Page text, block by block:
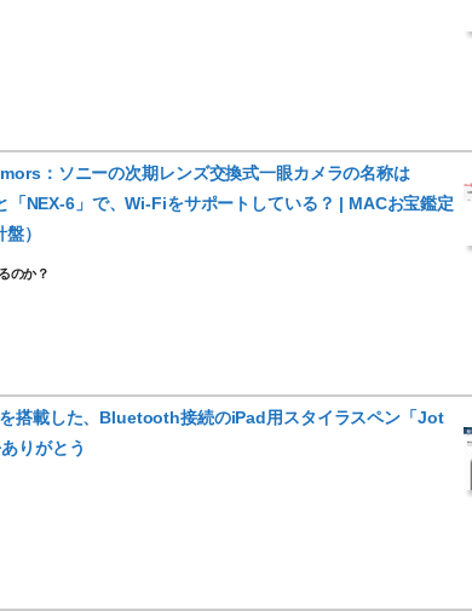
：ソニーの次期レンズ交換式一眼カメラの名称は
「NEX-6」で、Wi-Fiをサポートしている？ | MACお宝鑑定
）
のか？
搭載した、Bluetooth接続のiPad用スタイラスペン「Jot
りがとう